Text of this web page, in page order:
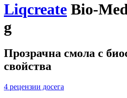
Liqcreate Bio-
g
Прозрачна смола с
свойства
4 рецензии досега